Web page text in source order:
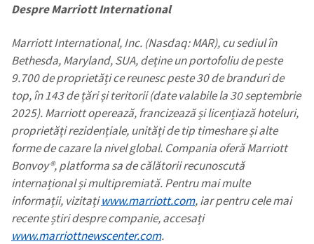
Despre Marriott International
Marriott International, Inc. (Nasdaq: MAR), cu sediul în
Bethesda, Maryland, SUA, deține un portofoliu de peste
9.700 de proprietăți ce reunesc peste 30 de branduri de
top, în 143 de țări și teritorii (date valabile la 30 septembrie
2025). Marriott operează, francizează și licențiază hoteluri,
proprietăți rezidențiale, unități de tip timeshare și alte
forme de cazare la nivel global. Compania oferă Marriott
Bonvoy®, platforma sa de călătorii recunoscută
internațional și multipremiată. Pentru mai multe
informații, vizitațiwww.marriott.com, iar pentru cele mai
recente știri despre companie, accesați
www.marriottnewscenter.com.